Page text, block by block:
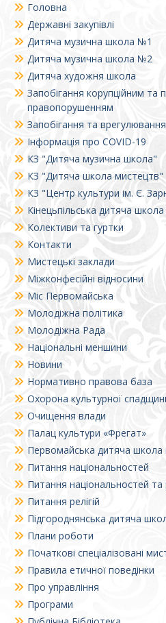
Головна
Державні закупівлі
Дитяча музична школа №1
Дитяча музична школа №2
Дитяча художня школа
Запобігання корупційним та
правопорушенням
Запобігання та врегулювання
Інформація про COVID-19
КЗ "Дитяча музична школа"
КЗ "Дитяча школа мистецтв"
КЗ "Центр культури ім. Є.
Кінецьпільська дитяча
Колективи та гуртки
Контакти
Мистецькі заклади
Міжконфесійні відносини
Міс Первомайська
Молодіжна політика
Молодіжна Рада
Національні меншини
Новини
Нормативно правова база
Охорона культурної
Очищення влади
Палац культури «Фрегат»
Первомайська дитяча школа
Питання національностей
Питання національностей та
Питання релігій
Підгороднянська дитяча
Плани роботи
Початкові спеціалізовані
Правила етичної поведінки
Про управління
Програми